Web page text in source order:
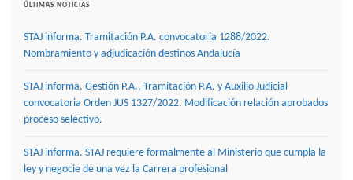
ÚLTIMAS NOTICIAS
STAJ informa. Tramitación P.A. convocatoria 1288/2022.
Nombramiento y adjudicación destinos Andalucía
STAJ informa. Gestión P.A., Tramitación P.A. y Auxilio Judicial
convocatoria Orden JUS 1327/2022. Modificación relación aprobados
proceso selectivo.
STAJ informa. STAJ requiere formalmente al Ministerio que cumpla la
ley y negocie de una vez la Carrera profesional